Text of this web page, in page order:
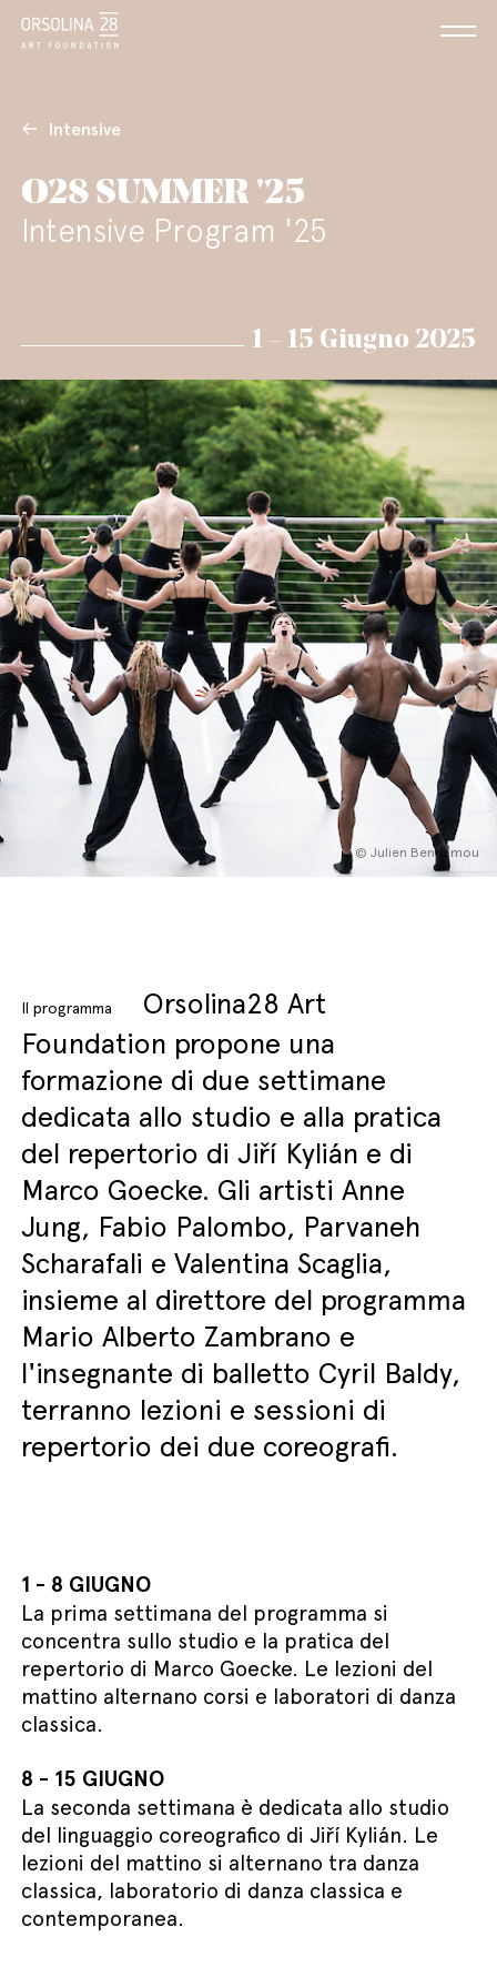
EnglishItaliano
Intensive
O28 SUMMER '25
Intensive Program '25
1 – 15 Giugno 2025
© Julien Benhamou
Il programma
Orsolina28 Art
Foundation propone una
formazione di due settimane
dedicata allo studio e alla pratica
del repertorio di Jiří Kylián e di
Marco Goecke. Gli artisti Anne
Jung, Fabio Palombo, Parvaneh
Scharafali e Valentina Scaglia,
insieme al direttore del programma
Mario Alberto Zambrano e
l'insegnante di balletto Cyril Baldy,
terranno lezioni e sessioni di
repertorio dei due coreografi.
1 - 8 GIUGNO
La prima settimana del programma si
concentra sullo studio e la pratica del
repertorio di Marco Goecke. Le lezioni del
mattino alternano corsi e laboratori di danza
classica.
8 - 15 GIUGNO
La seconda settimana è dedicata allo studio
del linguaggio coreografico di Jiří Kylián. Le
lezioni del mattino si alternano tra danza
classica, laboratorio di danza classica e
contemporanea.